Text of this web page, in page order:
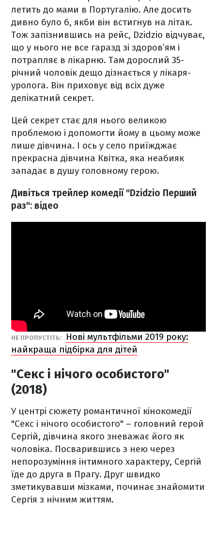
летить до мами в Португалію. Але досить
дивно було б, якби він встигнув на літак.
Тож запізнившись на рейс, Dzidzio відчуває,
що у нього не все гаразд зі здоров’ям і
потрапляє в лікарню. Там дорослий 35-
річний чоловік дещо дізнається у лікаря-
уролога. Він приховує від всіх дуже
делікатний секрет.
Цей секрет стає для нього великою
проблемою і допомогти йому в цьому може
лише дівчина. І ось у село приїжджає
прекрасна дівчина Квітка, яка неабияк
западає в душу головному герою.
Дивіться трейлер комедії "Dzidzio Перший
раз": відео
НЕ ПРОПУСТІТЬ:
Нові мультфільми 2019 року:
найкраща підбірка для дітей
"Секс і нічого особистого"
(2018)
У центрі сюжету романтичної кінокомедії
"Секс і нічого особистого" – головний герой
Сергій, дівчина якого зневажає його як
чоловіка. Посварившись з нею через
непорозуміння інтимного характеру, Сергій
їде до друга в Прагу. Друг швидко
зметикувавши мізками, починає знайомити
Сергія з нічним життям.